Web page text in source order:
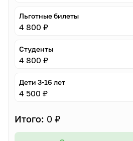
Льготные билеты
4 800 ₽
Студенты
4 800 ₽
Дети 3-16 лет
4 500 ₽
Итого: 0 ₽